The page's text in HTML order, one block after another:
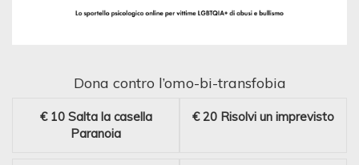
Dona contro l’omo-bi-transfobia
€ 10 Salta la casella
Paranoia
€ 20 Risolvi un imprevisto